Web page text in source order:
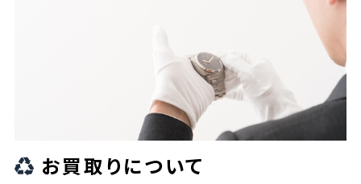
お買取りについて